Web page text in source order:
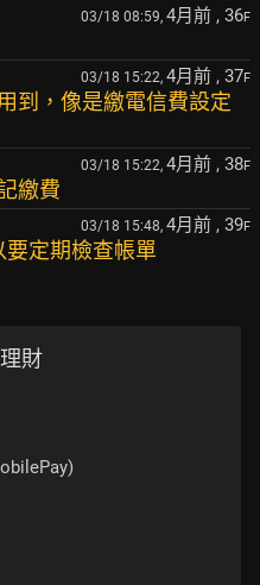
03/18 08:59, 4月前 , 36F
03/18 15:22, 4月前 , 37F
到，像是繳電信費設定
03/18 15:22, 4月前 , 38F
繳費
03/18 15:48, 4月前 , 39F
定期檢查帳單
理財